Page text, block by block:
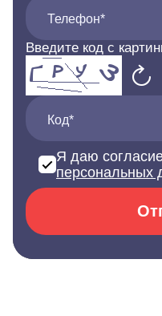
Телефон*
Введите код с
Код*
Я даю
персональных